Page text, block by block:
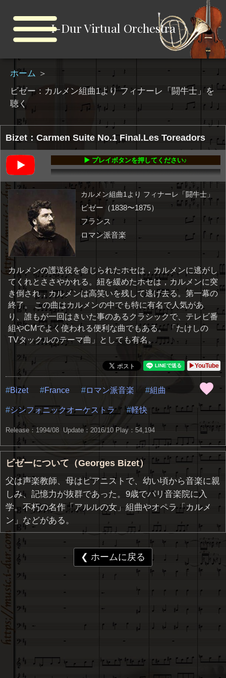
I-Dur Virtual Orchestra
ホーム ＞
ビゼー：カルメン組曲1より フィナーレ「闘牛士」を
聴く
Bizet：Carmen Suite No.1 Final.Les Toreadors
▶️ プレイボタンを押してください♪
カルメン組曲1より フィナーレ「闘牛士」
ビゼー（1838〜1875）
フランス
ロマン派音楽
カルメンの護送役を命じられたホセは，カルメンに逃がし
てくれとささやかれる。紐を緩めたホセは，カルメンに突
き倒され，カルメンは高笑いを残して逃げ去る。第一幕の
終了。 この曲はカルメンの中でも特に有名で人気があ
り、誰もが一回はきいた事のあるクラシックで、テレビ番
組やCMでよく使われる便利な曲でもある。 「たけしの
TVタックルのテーマ曲」としても有名。
▶YouTube
Bizet France ロマン派音楽 組曲
シンフォニックオーケストラ 軽快
Release：1994/08 Update：2016/10 Play：54,194
ビゼーについて（Georges Bizet）
父は声楽教師、母はピアニストで、幼い頃から音楽に親
しみ、記憶力が抜群であった。9歳でパリ音楽院に入
学。不朽の名作「アルルの女」組曲やオペラ「カルメ
ン」などがある。
❮ ホームに戻る